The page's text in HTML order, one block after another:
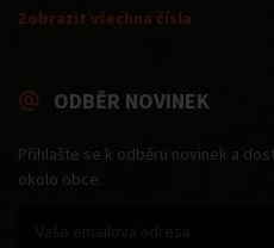
Zobrazit všechna čísla
ODBĚR NOVINEK
Přihlašte se k odběru novinek a
okolo obce.